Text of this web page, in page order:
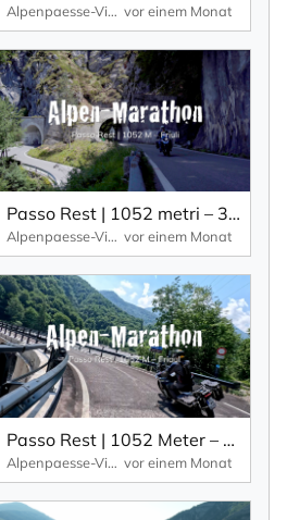
Alpenpaesse-Videos | Alpen-Marathon vor einem Monat
Passo Rest | 1052 metri – 30 curve e tornanti e una strada stretta caratterizzano questo passo alpino.
Alpenpaesse-Videos | Alpen-Marathon vor einem Monat
Passo Rest | 1052 Meter – 30 Kurven und Kehren und eine schmale Straße zeichnen diesen Alpenpass aus.
Alpenpaesse-Videos | Alpen-Marathon vor einem Monat